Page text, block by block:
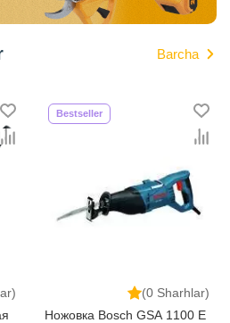
Barcha
(0 Sharhlar)
Bestseller
Ножовка Bosch GSA 1100 E